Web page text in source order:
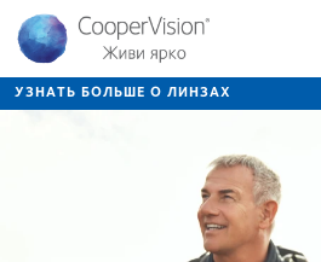
Перейти
основному
содержанию
УЗНАТЬ БОЛЬШЕ О ЛИНЗАХ